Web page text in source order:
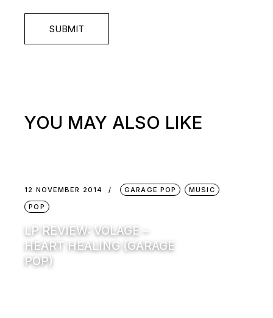
SUBMIT
YOU MAY ALSO LIKE
12 NOVEMBER 2014 GARAGE POP
MUSIC
POP
LP REVIEW: VOLAGE –
HEART HEALING (GARAGE
POP)